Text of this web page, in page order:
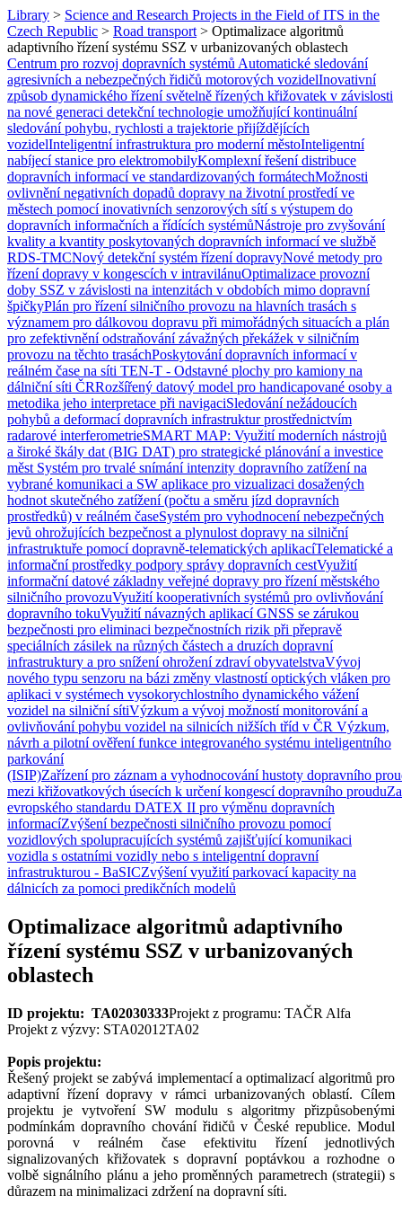
Library > Science and Research Projects in the Field of ITS in the
Czech Republic > Road transport > Optimalizace algoritmů
adaptivního řízení systému SSZ v urbanizovaných oblastech
Centrum pro rozvoj dopravních systémů Automatické sledování
agresivních a nebezpečných řidičů motorových vozidelInovativní
způsob dynamického řízení světelně řízených křižovatek v závislosti
na nové generaci detekční technologie umožňující kontinuální
sledování pohybu, rychlosti a trajektorie přijíždějících
vozidelInteligentní infrastruktura pro moderní městoInteligentní
nabíjecí stanice pro elektromobilyKomplexní řešení distribuce
dopravních informací ve standardizovaných formátechMožnosti
ovlivnění negativních dopadů dopravy na životní prostředí ve
městech pomocí inovativních senzorových sítí s výstupem do
dopravních informačních a řídících systémůNástroje pro zvyšování
kvality a kvantity poskytovaných dopravních informací ve službě
RDS-TMCNový detekční systém řízení dopravyNové metody pro
řízení dopravy v kongescích v intravilánuOptimalizace provozní
doby SSZ v závislosti na intenzitách v obdobích mimo dopravní
špičkyPlán pro řízení silničního provozu na hlavních trasách s
významem pro dálkovou dopravu při mimořádných situacích a plán
pro zefektivnění odstraňování závažných překážek v silničním
provozu na těchto trasáchPoskytování dopravních informací v
reálném čase na síti TEN-T - Odstavné plochy pro kamiony na
dálniční síti ČRRozšířený datový model pro handicapované osoby a
metodika jeho interpretace při navigaciSledování nežádoucích
pohybů a deformací dopravních infrastruktur prostřednictvím
radarové interferometrieSMART MAP: Využití moderních nástrojů
a široké škály dat (BIG DAT) pro strategické plánování a investice
měst Systém pro trvalé snímání intenzity dopravního zatížení na
vybrané komunikaci a SW aplikace pro vizualizaci dosažených
hodnot skutečného zatížení (počtu a směru jízd dopravních
prostředků) v reálném časeSystém pro vyhodnocení nebezpečných
jevů ohrožujících bezpečnost a plynulost dopravy na silniční
infrastruktuře pomocí dopravně-telematických aplikacíTelematické a
informační prostředky podpory správy dopravních cestVyužití
informační datové základny veřejné dopravy pro řízení městského
silničního provozuVyužití kooperativních systémů pro ovlivňování
dopravního tokuVyužití návazných aplikací GNSS se zárukou
bezpečnosti pro eliminaci bezpečnostních rizik při přepravě
speciálních zásilek na různých částech a druzích dopravní
infrastruktury a pro snížení ohrožení zdraví obyvatelstvaVývoj
nového typu senzoru na bázi změny vlastností optických vláken pro
aplikaci v systémech vysokorychlostního dynamického vážení
vozidel na silniční sítiVýzkum a vývoj možností monitorování a
ovlivňování pohybu vozidel na silnicích nižších tříd v ČR Výzkum,
návrh a pilotní ověření funkce integrovaného systému inteligentního
parkování
(ISIP)Zařízení pro záznam a vyhodnocování hustoty dopravního
mezi křižovatkových úsecích k určení kongescí dopravního proudu
evropského standardu DATEX II pro výměnu dopravních
informacíZvýšení bezpečnosti silničního provozu pomocí
vozidlových spolupracujících systémů zajišťující komunikaci
vozidla s ostatními vozidly nebo s inteligentní dopravní
infrastrukturou - BaSICZvýšení využití parkovací kapacity na
dálnicích za pomoci predikčních modelů
Optimalizace algoritmů adaptivního
řízení systému SSZ v urbanizovaných
oblastech
ID projektu: TA02030333Projekt z programu: TAČR Alfa
Projekt z výzvy: STA02012TA02
Popis projektu:
Řešený projekt se zabývá implementací a optimalizací algoritmů pro
adaptivní řízení dopravy v rámci urbanizovaných oblastí. Cílem
projektu je vytvoření SW modulu s algoritmy přizpůsobenými
podmínkám dopravního chování řidičů v České republice. Modul
porovná v reálném čase efektivitu řízení jednotlivých
signalizovaných křižovatek s dopravní poptávkou a rozhodne o
volbě signálního plánu a jeho proměnných parametrech (strategii) s
důrazem na minimalizaci zdržení na dopravní síti.